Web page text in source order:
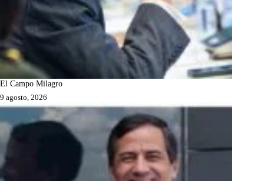
El Campo Milagro
9 agosto, 2026